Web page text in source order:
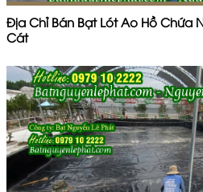
Địa Chỉ Bán Bạt Lót Ao Hồ Chứa
Cát